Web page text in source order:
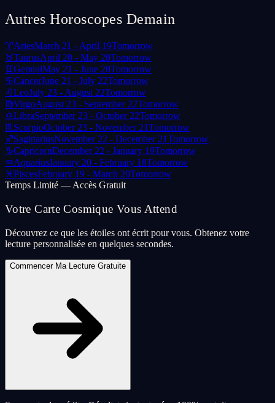
Autres Horoscopes Demain
♈AriesMarch 21 - April 19Tomorrow
♉TaurusApril 20 - May 20Tomorrow
♊GeminiMay 21 - June 20Tomorrow
♋CancerJune 21 - July 22Tomorrow
♌LeoJuly 23 - August 22Tomorrow
♍VirgoAugust 23 - September 22Tomorrow
♎LibraSeptember 23 - October 22Tomorrow
♏ ScorpioOctober 23 - November 21Tomorrow
♐SagittariusNovember 22 - December 21Tomorrow
♑CapricornDecember 22 - January 19Tomorrow
♒AquariusJanuary 20 - February 18Tomorrow
♓PiscesFebruary 19 - March 20Tomorrow
Temps Limité — Accès Gratuit
Votre Carte Cosmique Vous Attend
Découvrez ce que les étoiles ont écrit pour vous. Obtenez votre
lecture personnalisée en quelques secondes.
Commencer Ma Lecture Gratuite